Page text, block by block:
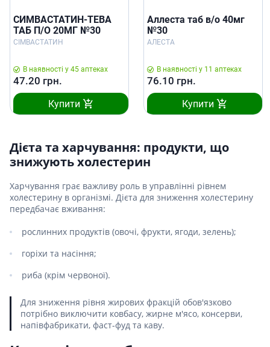
СИМВАСТАТИН-ТЕВА
ТАБ П/О 20МГ №30
СІМВАСТАТИН
В наявності у 45 аптеках
47.20 грн.
Купити
Аллеста таб в/о 40мг
№30
АЛЕСТА
В наявності у 11 аптеках
76.10 грн.
Купити
Дієта та харчування: продукти, що
знижують холестерин
Харчування грає важливу роль в управлінні рівнем
холестерину в організмі. Дієта для зниження холестерину
передбачає вживання:
рослинних продуктів (овочі, фрукти, ягоди, зелень);
горіхи та насіння;
риба (крім червоної).
Для зниження рівня жирових фракцій обов'язково
потрібно виключити ковбасу, жирне м'ясо, консерви,
напівфабрикати, фаст-фуд та каву.